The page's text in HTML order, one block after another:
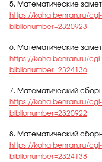
5. Математические
https://koha.benran.ru/
biblionumber=2320923
6. Математические
https://koha.benran.ru/
biblionumber=2324136
7. Математический
https://koha.benran.ru/
biblionumber=2320922
8. Математический
https://koha.benran.ru/
biblionumber=2324138